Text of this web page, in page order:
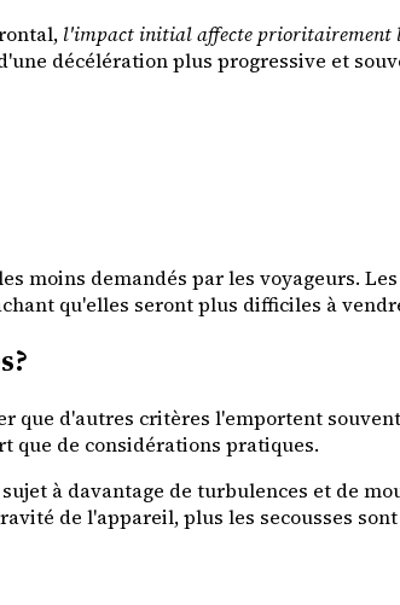
l'impact initial affecte prioritairement
décélération plus progressive et
moins demandés par les voyageurs.
qu'elles seront plus difficiles à
que d'autres critères l'emportent
que de considérations pratiques.
à davantage de turbulences et de
de l'appareil, plus les secousses